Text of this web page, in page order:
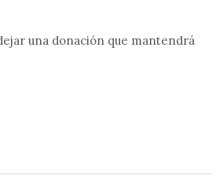
una donación que mantendrá